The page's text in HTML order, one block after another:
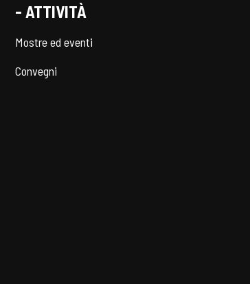
- ATTIVITÀ
Mostre ed eventi
Convegni